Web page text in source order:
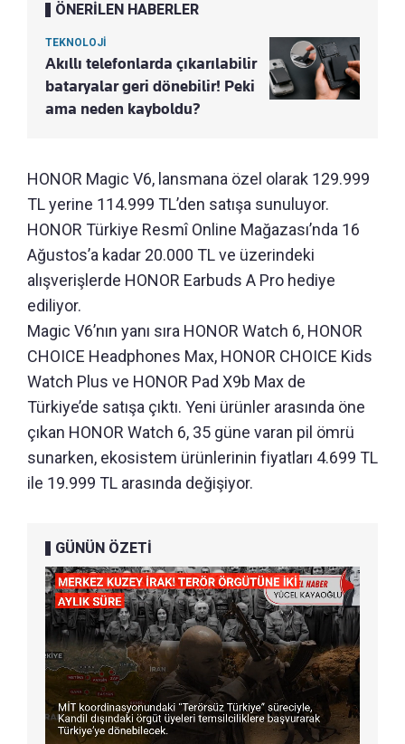
ÖNERİLEN HABERLER
TEKNOLOJİ
Akıllı telefonlarda çıkarılabilir
bataryalar geri dönebilir! Peki
ama neden kayboldu?
HONOR Magic V6, lansmana özel olarak 129.999
TL yerine 114.999 TL’den satışa sunuluyor.
HONOR Türkiye Resmî Online Mağazası’nda 16
Ağustos’a kadar 20.000 TL ve üzerindeki
alışverişlerde HONOR Earbuds A Pro hediye
ediliyor.
Magic V6’nın yanı sıra HONOR Watch 6, HONOR
CHOICE Headphones Max, HONOR CHOICE Kids
Watch Plus ve HONOR Pad X9b Max de
Türkiye’de satışa çıktı. Yeni ürünler arasında öne
çıkan HONOR Watch 6, 35 güne varan pil ömrü
sunarken, ekosistem ürünlerinin fiyatları 4.699 TL
ile 19.999 TL arasında değişiyor.
GÜNÜN ÖZETİ